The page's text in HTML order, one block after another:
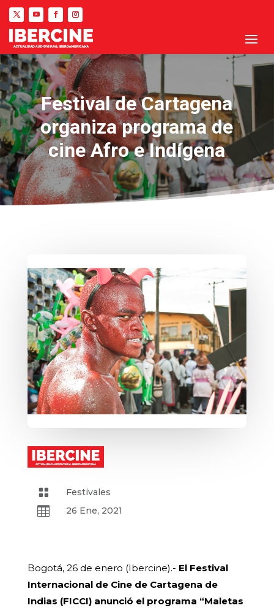
Festival de Cartagena
organiza programa de
cine Afro e Indígena
 Festivales
 26 Ene, 2021
Bogotá, 26 de enero (Ibercine).- El Festival
Internacional de Cine de Cartagena de
Indias (FICCI) anunció el programa “Maletas